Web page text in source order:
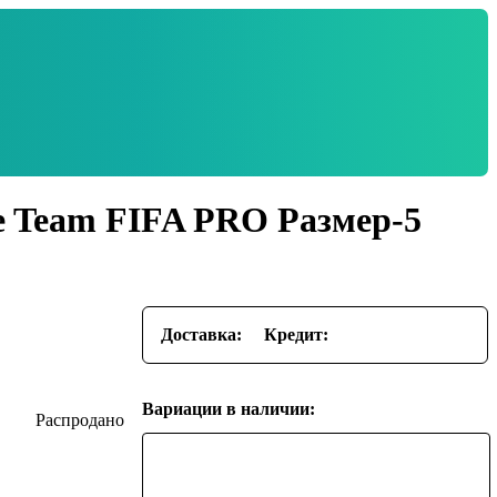
FIFA PRO Размер-5
Доставка: Кредит:
Вариации в наличии: